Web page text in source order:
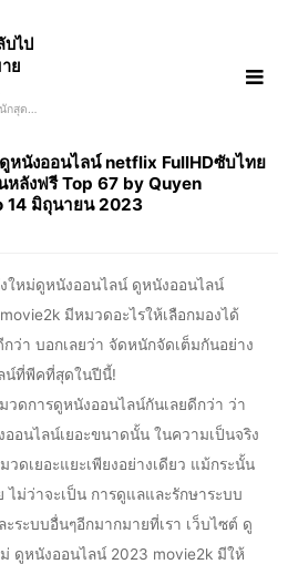
บไป
ย
สุดๆ
หนังออนไลน์ netflix FullHDซับไทย
หลังฟรี Top 67 by Quyen
มิถุนายน 2023
ใหม่ดูหนังออนไลน์ ดูหนังออนไลน์
มีหมวดอะไรให้เลือกมองได้
ว่า บอกเลยว่า จัดหนักจัดเต็มกันอย่าง
น์ที่พีคที่สุดในปีนี้!
วดการดูหนังออนไลน์กันเลยดีกว่า ว่า
ออนไลน์เยอะขนาดนั้น ในความเป็นจริง
ดเยอะแยะเพียงอย่างเดียว แม้กระนั้น
ไม่ว่าจะเป็น การดูแลและรักษาระบบ
ระบบอื่นๆอีกมากมายที่เรา เว็บไซต์ ดู
ดูหนังออนไลน์ 2023 movie2k มีให้